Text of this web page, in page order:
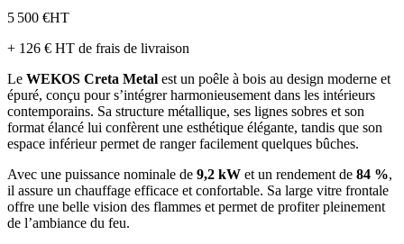
5 500 €HT
+ 126 € HT de frais de livraison
Le WEKOS Creta Metal est un poêle à bois au design moderne et
épuré, conçu pour s’intégrer harmonieusement dans les intérieurs
contemporains. Sa structure métallique, ses lignes sobres et son
format élancé lui confèrent une esthétique élégante, tandis que son
espace inférieur permet de ranger facilement quelques bûches.
Avec une puissance nominale de 9,2 kW et un rendement de 84 %,
il assure un chauffage efficace et confortable. Sa large vitre frontale
offre une belle vision des flammes et permet de profiter pleinement
de l’ambiance du feu.